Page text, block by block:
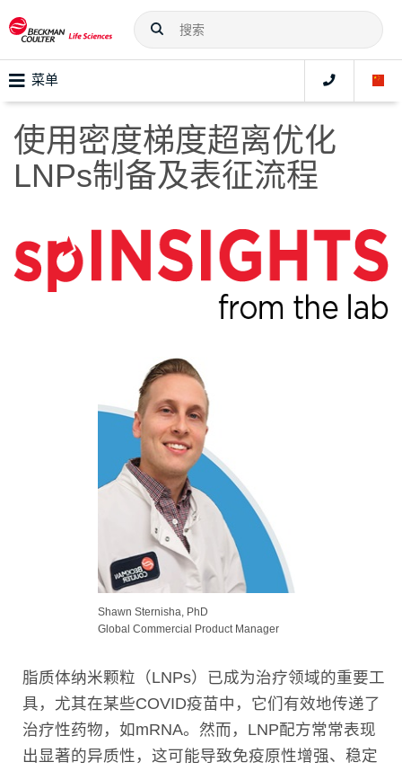
菜单
使用密度梯度超离优化
LNPs制备及表征流程
Shawn Sternisha, PhD
Global Commercial Product Manager
脂质体纳米颗粒（LNPs）已成为治疗领域的重要工
具，尤其在某些COVID疫苗中，它们有效地传递了
治疗性药物，如mRNA。然而，LNP配方常常表现
出显著的异质性，这可能导致免疫原性增强、稳定